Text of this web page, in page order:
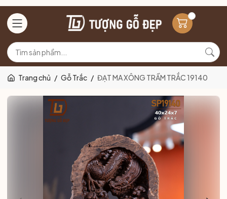
Trang chủ / Gỗ Trắc / ĐẠT MA XÔNG TRẦM TRẮC 19140